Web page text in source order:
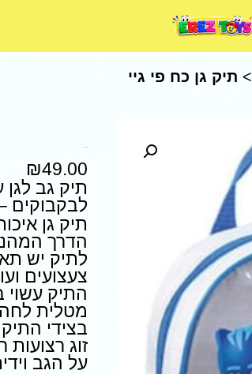
> תיק גן כח פי גיי
₪49.00
תיק גב לגן
לבקבוקים –
תיק גן
הדרך
לתיק יש תא
צעצועים
התיק
מטלית לחה
בצידי התיק 2 תאים לבקבוקי שתייה
זוג
על הגב